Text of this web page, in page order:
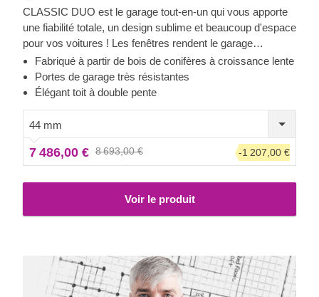
CLASSIC DUO est le garage tout-en-un qui vous apporte
une fiabilité totale, un design sublime et beaucoup d'espace
pour vos voitures ! Les fenêtres rendent le garage
lumineux et accueillant, et la construction robuste assure la
sécurité de vos voitures. Préparez-vous à faire moins
d'allers-retours à la station de lavage et à être fier de
invités. CLASSIC DUO est un petit bijou qui apporte de
grands avantages !
Fabriqué à partir de bois de conifères à croissance lente
Portes de garage très résistantes
Élégant toit à double pente
44 mm
7 486,00 € 8 693,00 € -1 207,00 €
Voir le produit